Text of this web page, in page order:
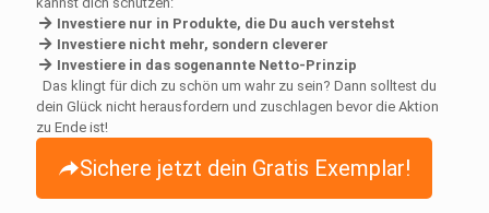
Investiere nur in Produkte, die Du auch verstehst
Investiere nicht mehr, sondern cleverer
Investiere in das sogenannte Netto-Prinzip
Das klingt für dich zu schön um wahr zu sein? Dann solltest du
dein Glück nicht herausfordern und zuschlagen bevor die Aktion
zu Ende ist!
Sichere jetzt dein Gratis Exemplar!